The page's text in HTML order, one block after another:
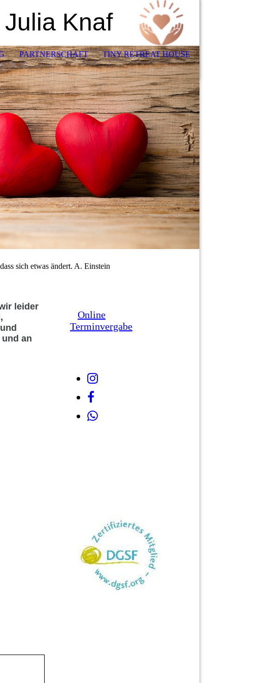
Knaf
PARTNERSCHAFT TINY RETREAT HOUSE
sich etwas ändert. A. Einstein
leider
an
Online
Terminvergabe